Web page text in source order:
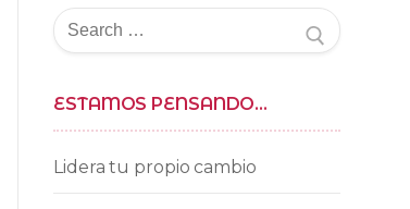
Buscar
por:
ESTAMOS PENSANDO…
Lidera tu propio cambio